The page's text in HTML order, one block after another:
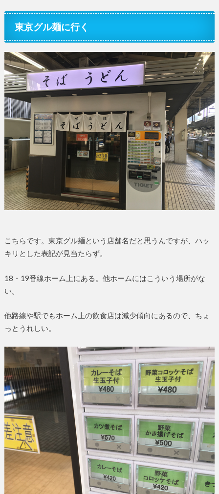
東京グル麺に行く
こちらです。東京グル麺という店舗名だと思うんですが、ハッ
キリとした表記が見当たらず。
18・19番線ホーム上にある。他ホームにはこういう場所がな
い。
他路線や駅でもホーム上の飲食店は減少傾向にあるので、ちょ
っとうれしい。